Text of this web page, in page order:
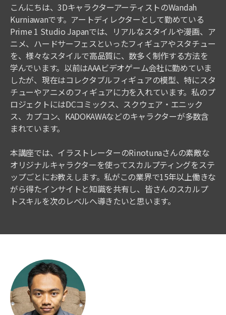
こんにちは、3DキャラクターアーティストのWandah
Kurniawanです。アートディレクターとして勤めている
Prime 1 Studio Japanでは、リアルなスタイルや漫画、ア
ニメ、ハードサーフェスといったフィギュアやスタチュー
を、様々なスタイルで高品質に、数多く制作する方法を
学んでいます。以前はAAAビデオゲーム会社に勤めていま
したが、現在はコレクタブルフィギュアの模型、特にスタ
チューやアニメのフィギュアに力を入れています。私のプ
ロジェクトにはDCコミックス、スクウェア・エニック
ス、カプコン、KADOKAWAなどのキャラクターが多数含
まれています。
本講座では、イラストレーターのRinotunaさんの素敵な
オリジナルキャラクターを使ってスカルプティングをステ
ップごとにお教えします。私がこの業界で15年以上働きな
がら得たインサイトと知識を共有し、皆さんのスカルプ
トスキルを次のレベルへ導きたいと思います。